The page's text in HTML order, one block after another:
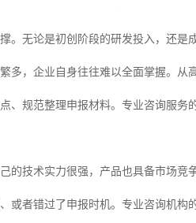
。无论是初创阶段的研发投入，还是
多，企业自身往往难以全面掌握。从
、规范整理申报材料。专业咨询服
的技术实力很强，产品也具备市场
或者错过了申报时机。专业咨询机